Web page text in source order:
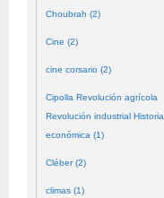
Choubrah (2)
Cine (2)
cine corsario (2)
Cipolla Revolución agrícola
Revolución industrial Historia
económica (1)
Cléber (2)
climas (1)